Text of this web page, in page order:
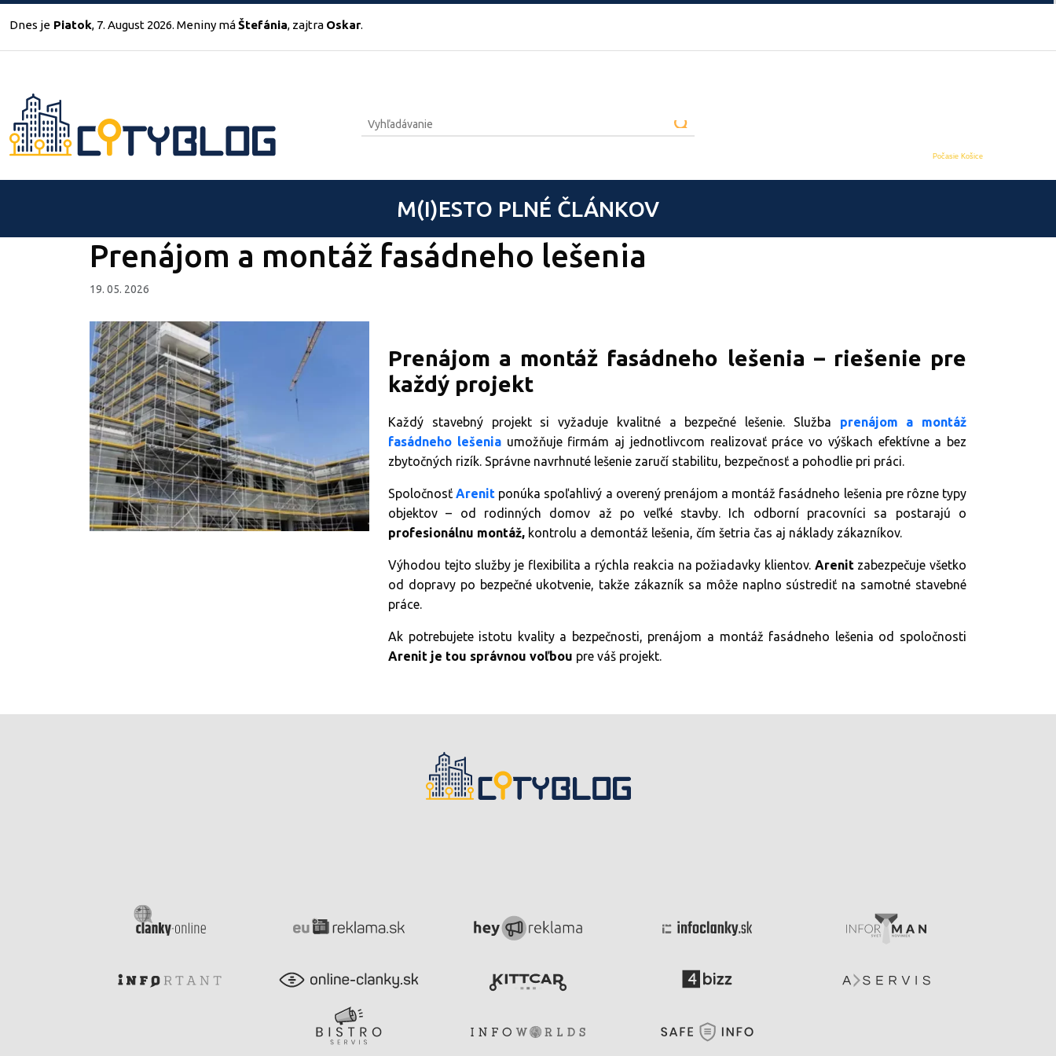
Dnes je Piatok, 7. August 2026. Meniny máŠtefánia, zajtra Oskar.
Počasie Košice
M(I)ESTO PLNÉ ČLÁNKOV
Prenájom a montáž fasádneho lešenia
19. 05. 2026
Prenájom a montáž fasádneho lešenia – riešenie pre
každý projekt
Každý stavebný projekt si vyžaduje kvalitné a bezpečné lešenie. Služba prenájom a montáž
fasádneho lešenia umožňuje firmám aj jednotlivcom realizovať práce vo výškach efektívne a bez
zbytočných rizík. Správne navrhnuté lešenie zaručí stabilitu, bezpečnosť a pohodlie pri práci.
Spoločnosť Arenit ponúka spoľahlivý a overený prenájom a montáž fasádneho lešenia pre rôzne typy
objektov – od rodinných domov až po veľké stavby. Ich odborní pracovníci sa postarajú o
profesionálnu montáž, kontrolu a demontáž lešenia, čím šetria čas aj náklady zákazníkov.
Výhodou tejto služby je flexibilita a rýchla reakcia na požiadavky klientov. Arenitzabezpečuje všetko
od dopravy po bezpečné ukotvenie, takže zákazník sa môže naplno sústrediť na samotné stavebné
práce.
Ak potrebujete istotu kvality a bezpečnosti, prenájom a montáž fasádneho lešenia od spoločnosti
Arenit je tou správnou voľbou pre váš projekt.